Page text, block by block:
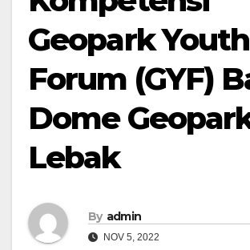
Geopark Youth
Forum (GYF)
Dome
Lebak
By admin
NOV 5, 2022